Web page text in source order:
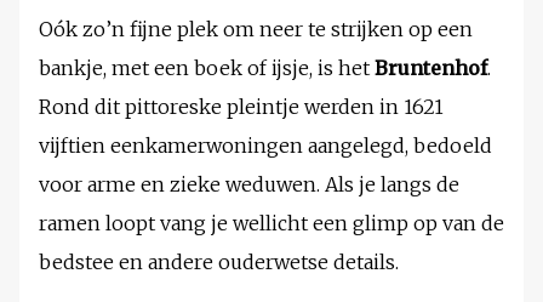
Oók zo’n fijne plek om neer te strijken op een
bankje, met een boek of ijsje, is het Bruntenhof.
Rond dit pittoreske pleintje werden in 1621
vijftien een­kamer­woningen aangelegd, bedoeld
voor arme en zieke weduwen. Als je langs de
ramen loopt vang je wellicht een glimp op van de
bedstee en andere ouderwetse details.